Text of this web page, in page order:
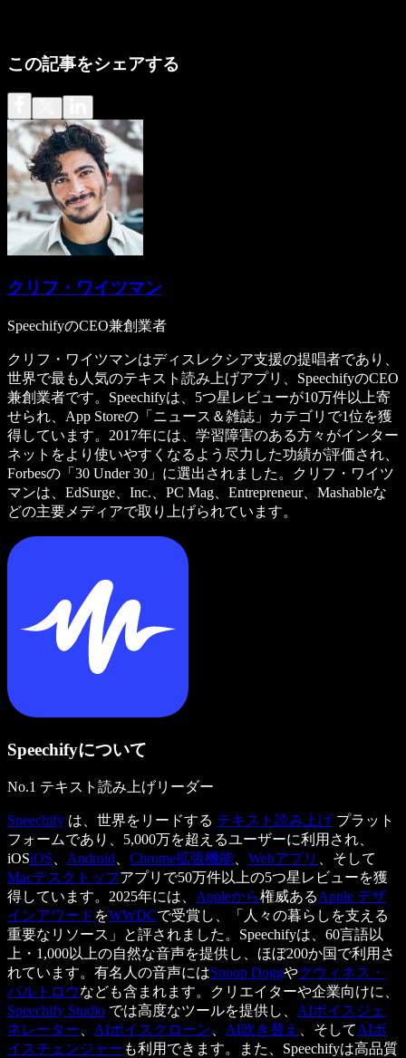
この記事をシェアする
クリフ・ワイツマン
SpeechifyのCEO兼創業者
クリフ・ワイツマンはディスレクシア支援の提唱者であり、
世界で最も人気のテキスト読み上げアプリ、SpeechifyのCEO
兼創業者です。Speechifyは、5つ星レビューが10万件以上寄
せられ、App Storeの「ニュース＆雑誌」カテゴリで1位を獲
得しています。2017年には、学習障害のある方々がインター
ネットをより使いやすくなるよう尽力した功績が評価され、
Forbesの「30 Under 30」に選出されました。クリフ・ワイツ
マンは、EdSurge、Inc.、PC Mag、Entrepreneur、Mashableな
どの主要メディアで取り上げられています。
Speechifyについて
No.1 テキスト読み上げリーダー
Speechify は、世界をリードする テキスト読み上げ プラット
フォームであり、5,000万を超えるユーザーに利用され、
iOSiOS Android Chrome拡張機能 Webアプリ
、そして
Macデスクトップアプリで50万件以上の5つ星レビューを獲
得しています。2025年には、 Appleから権威あるApple デザ
インアワード をWWDCで受賞し、「人々の暮らしを支える
重要なリソース」と評されました。Speechifyは、60言語以
上・1,000以上の自然な音声を提供し、ほぼ200か国で利用さ
れています。有名人の音声にはSnoop Doggやグウィネス・
パルトロウなども含まれます。クリエイターや企業向けに、
Speechify Studio では高度なツールを提供し、 AIボイスジェ
ネレーター
AIボイスクローン AI吹き替え 、そしてAIボ
イスチェンジャー も利用できます。また、Speechifyは高品質